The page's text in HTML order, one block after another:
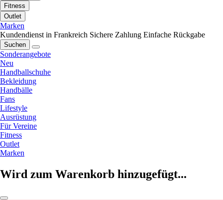
Fitness
Outlet
Marken
Kundendienst in Frankreich Sichere Zahlung Einfache Rückgabe
Suchen
Sonderangebote
Neu
Handballschuhe
Bekleidung
Handbälle
Fans
Lifestyle
Ausrüstung
Für Vereine
Fitness
Outlet
Marken
Wird zum Warenkorb hinzugefügt...